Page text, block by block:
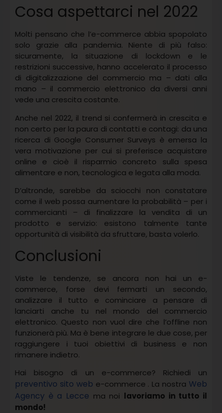
Cosa aspettarci nel 2022
Molti pensano che l’e-commerce abbia spopolato
solo grazie alla pandemia. Niente di più falso:
sicuramente, la situazione di lockdown e le
restrizioni successive, hanno accelerato il processo
di digitalizzazione del commercio ma – dati alla
mano – il commercio elettronico da diversi anni
vede una crescita costante.
Anche nel 2022, il trend si confermerà in crescita e
non certo per la paura di contatti e contagi: da una
ricerca di Google Consumer Surveys è emersa la
vera motivazione per cui si preferisce acquistare
online e cioè il risparmio concreto sulla spesa
alimentare e non, tecnologica e legata alla moda.
D’altronde, sarebbe da sciocchi non constatare
come il web possa aumentare la probabilità – per i
commercianti – di finalizzare la vendita di un
prodotto e servizio: esistono talmente tante
opportunità di visibilità da sfruttare, basta volerlo.
Conclusioni
Viste le tendenze, se ancora non hai un e-
commerce, forse devi fermarti un secondo,
analizzare il tutto e cominciare a pensare di
lanciarti anche tu nel mondo del commercio
elettronico. Questo non vuol dire che l’offline non
funzionerà più. Ma è bene integrare le due cose, per
raggiungere i tuoi obiettivi di business e non
rimanere indietro.
Hai bisogno di un e-commerce? Richiedi un
preventivo sito web e-commerce . La nostra Web
Agency è a Lecce ma noi lavoriamo in tutto il
mondo!